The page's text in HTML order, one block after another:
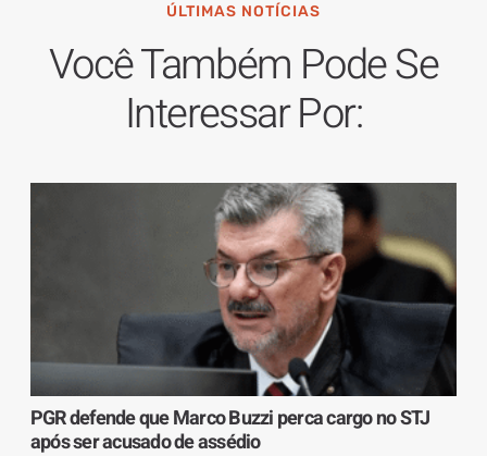
ÚLTIMAS NOTÍCIAS
Você Também Pode Se
Interessar Por:
PGR defende que Marco Buzzi perca cargo no STJ
após ser acusado de assédio